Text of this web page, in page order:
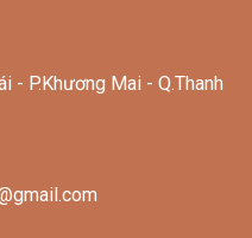
- P.Khương Mai - Q.Thanh